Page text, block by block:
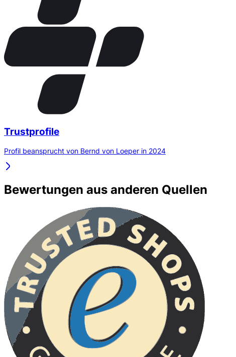
Trustprofile
Profil beansprucht von Bernd von Loeper in 2024
Bewertungen aus anderen Quellen